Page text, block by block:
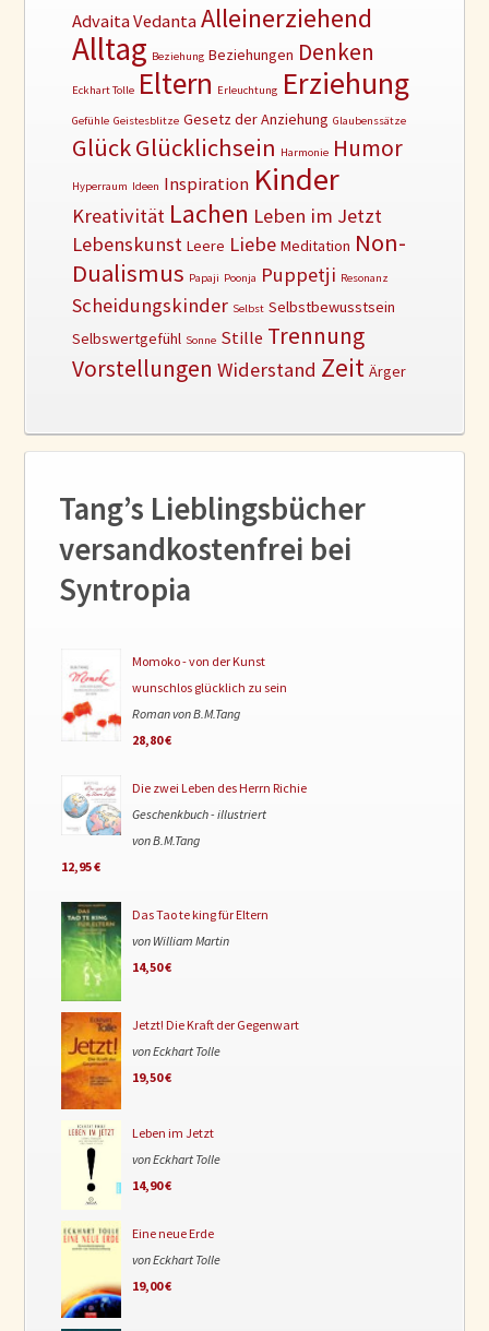
Advaita Vedanta Alleinerziehend
Alltag Beziehung Beziehungen Denken
Eckhart Tolle Eltern Erleuchtung Erziehung
Gefühle Geistesblitze Gesetz der Anziehung Glaubenssätze
GlückGlücklichsein Harmonie Humor
Hyperraum Ideen Inspiration Kinder
Kreativität Lachen Leben im Jetzt
Lebenskunst Leere Liebe Meditation Non-
Dualismus Papaji Poonja Puppetji Resonanz
Scheidungskinder Selbst Selbstbewusstsein
Selbswertgefühl Sonne Stille Trennung
Vorstellungen Widerstand Zeit Ärger
Tang’s Lieblingsbücher
versandkostenfrei bei
Syntropia
Momoko - von der Kunst
wunschlos glücklich zu sein
Roman von B.M.Tang
28,80 €
Die zwei Leben des Herrn Richie
Geschenkbuch - illustriert
von B.M.Tang
12,95 €
Das Tao te king für Eltern
von William Martin
14,50 €
Jetzt! Die Kraft der Gegenwart
von Eckhart Tolle
19,50 €
Leben im Jetzt
von Eckhart Tolle
14,90 €
Eine neue Erde
von Eckhart Tolle
19,00 €